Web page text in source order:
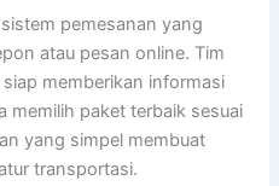
pemesanan yang
atau pesan online. Tim
memberikan informasi
memilih paket terbaik sesuai
yang simpel membuat
transportasi.